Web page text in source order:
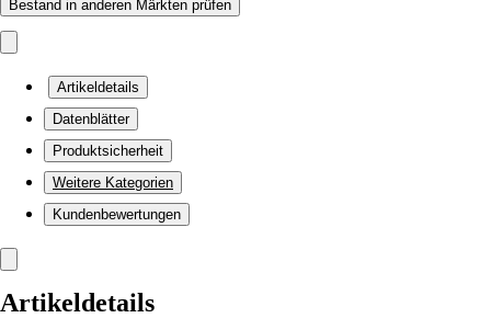
Bestand in anderen Märkten prüfen
Artikeldetails
Datenblätter
Produktsicherheit
Weitere Kategorien
Kundenbewertungen
Artikeldetails